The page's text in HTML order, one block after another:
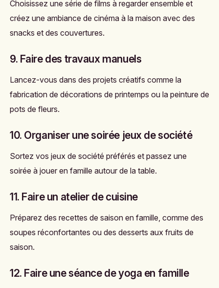
Choisissez une série de films à regarder ensemble et
créez une ambiance de cinéma à la maison avec des
snacks et des couvertures.
9. Faire des travaux manuels
Lancez-vous dans des projets créatifs comme la
fabrication de décorations de printemps ou la peinture de
pots de fleurs.
10. Organiser une soirée jeux de société
Sortez vos jeux de société préférés et passez une
soirée à jouer en famille autour de la table.
11. Faire un atelier de cuisine
Préparez des recettes de saison en famille, comme des
soupes réconfortantes ou des desserts aux fruits de
saison.
12. Faire une séance de yoga en famille